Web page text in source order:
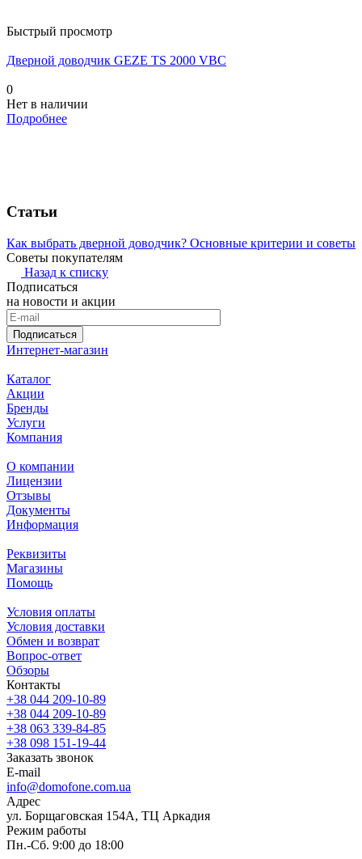
Быстрый просмотр
Дверной доводчик GEZE TS 2000 VBC
0
Нет в наличии
Подробнее
Статьи
Как выбрать дверной доводчик? Основные критерии и советы
Советы покупателям
Назад к списку
Подписаться
на новости и акции
Подписаться
Интернет-магазин
Каталог
Акции
Бренды
Услуги
Компания
О компании
Лицензии
Отзывы
Документы
Информация
Реквизиты
Магазины
Помощь
Условия оплаты
Условия доставки
Обмен и возврат
Вопрос-ответ
Обзоры
Контакты
+38 044 209-10-89
+38 044 209-10-89
+38 063 339-84-85
+38 098 151-19-44
Заказать звонок
E-mail
info@domofone.com.ua
Адрес
ул. Борщаговская 154А, ТЦ Аркадия
Режим работы
Пн.-Сб. 9:00 до 18:00